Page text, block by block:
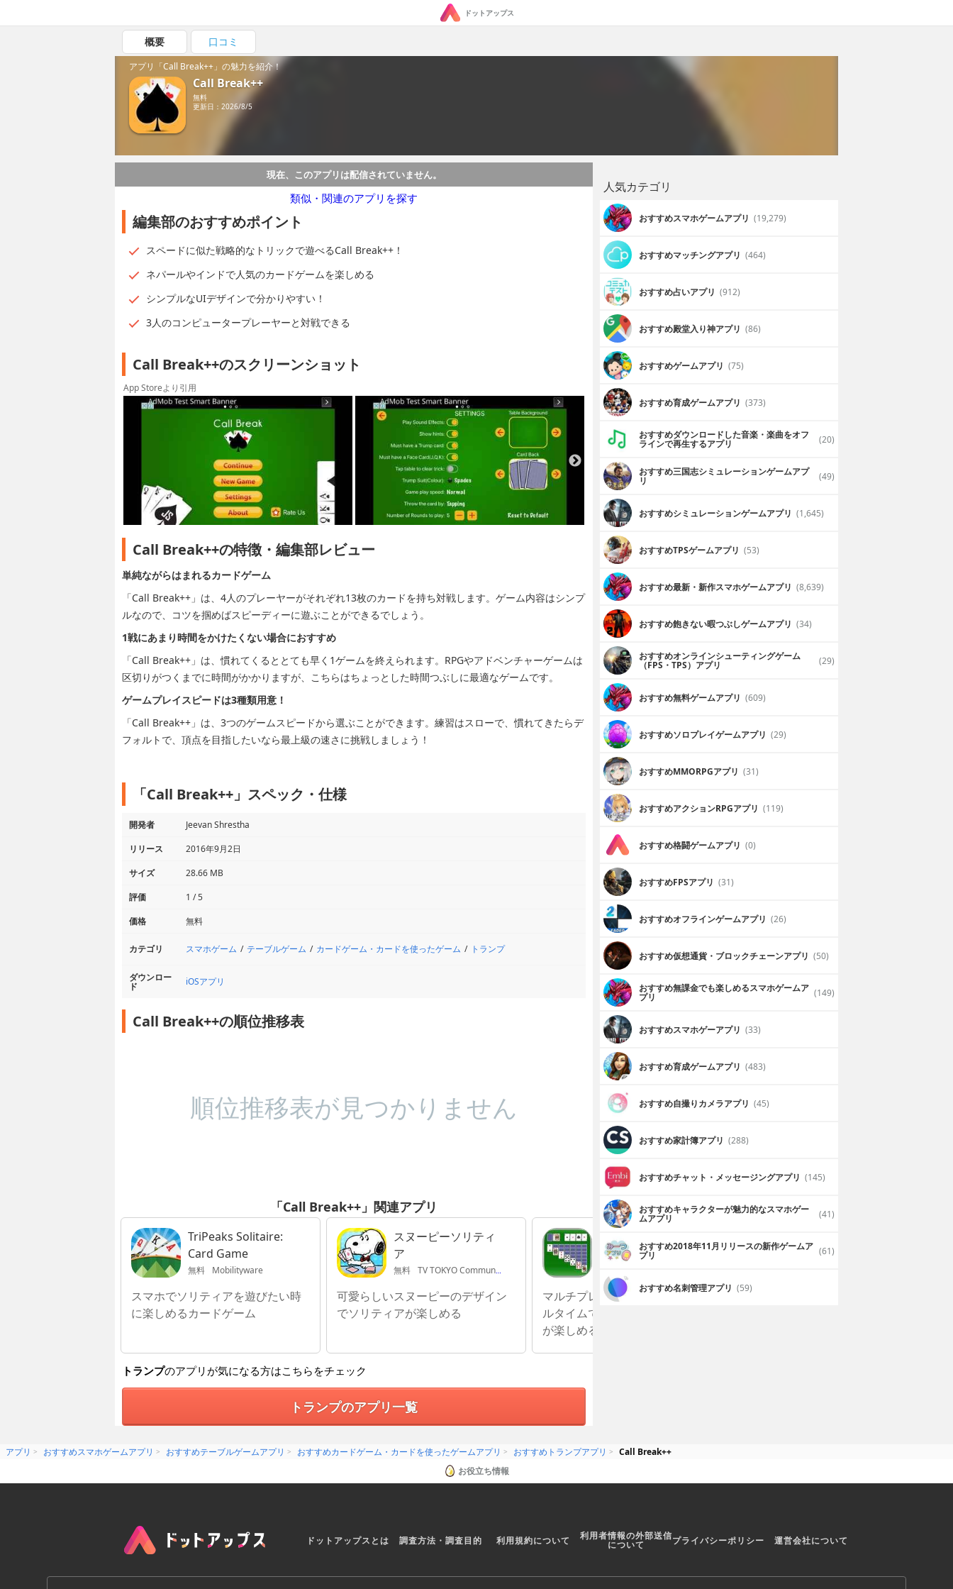
ドットアップス
概要 口コミ
アプリ「Call Break++」の魅力を紹介！
Call Break++
無料
更新日：2026/8/5
現在、このアプリは配信されていません。
類似・関連のアプリを探す
編集部のおすすめポイント
スペードに似た戦略的なトリックで遊べるCall Break++！
ネパールやインドで人気のカードゲームを楽しめる
シンプルなUIデザインで分かりやすい！
3人のコンピュータープレーヤーと対戦できる
Call Break++のスクリーンショット
App Storeより引用
Call Break++の特徴・編集部レビュー
単純ながらはまれるカードゲーム
「Call Break++」は、4人のプレーヤーがそれぞれ13枚のカードを持ち対戦します。ゲーム内容はシンプ
ルなので、コツを掴めばスピーディーに遊ぶことができるでしょう。
1戦にあまり時間をかけたくない場合におすすめ
「Call Break++」は、慣れてくるととても早く1ゲームを終えられます。RPGやアドベンチャーゲームは
区切りがつくまでに時間がかかりますが、こちらはちょっとした時間つぶしに最適なゲームです。
ゲームプレイスピードは3種類用意！
「Call Break++」は、3つのゲームスピードから選ぶことができます。練習はスローで、慣れてきたらデ
フォルトで、頂点を目指したいなら最上級の速さに挑戦しましょう！
「Call Break++」スペック・仕様
開発者
Jeevan Shrestha
リリース
2016年9月2日
サイズ
28.66 MB
評価
1 / 5
価格
無料
カテゴリ スマホゲーム テーブルゲーム カードゲーム・カードを使ったゲーム トランプ
ダウンロー
ド iOSアプリ
Call Break++の順位推移表
順位推移表が見つかりません
「Call Break++」関連アプリ
TriPeaks Solitaire:
Card Game
無料 Mobilityware
スマホでソリティアを遊びたい時
に楽しめるカードゲーム
スヌーピーソリティ
ア
無料 TV TOKYO Communications Corporation
可愛らしいスヌーピーのデザイン
でソリティアが楽しめる
ソリティア
マルチプレイモードも搭載。リア
ルタイムで他プレイヤーとの対戦
が楽しめる！
トランプがなくてもスマホさえあ
トランプのアプリが気になる方はこちらをチェック
トランプのアプリ一覧
人気カテゴリ
おすすめスマホゲームアプリ (19,279)
おすすめマッチングアプリ (464)
おすすめ占いアプリ (912)
おすすめ殿堂入り神アプリ (86)
おすすめゲームアプリ (75)
おすすめ育成ゲームアプリ (373)
おすすめダウンロードした音楽・楽曲をオフ
ラインで再生するアプリ (20)
おすすめ三国志シミュレーションゲームアプ
リ (49)
おすすめシミュレーションゲームアプリ (1,645)
おすすめTPSゲームアプリ (53)
おすすめ最新・新作スマホゲームアプリ (8,639)
おすすめ飽きない暇つぶしゲームアプリ (34)
おすすめオンラインシューティングゲーム
（FPS・TPS）アプリ (29)
おすすめ無料ゲームアプリ (609)
おすすめソロプレイゲームアプリ (29)
おすすめ MMORPGアプリ (31)
おすすめアクションRPGアプリ (119)
おすすめ格闘ゲームアプリ (0)
おすすめFPSアプリ (31)
おすすめオフラインゲームアプリ (26)
おすすめ仮想通貨・ブロックチェーンアプリ (50)
おすすめ無課金でも楽しめるスマホゲームア
プリ (149)
おすすめスマホゲーアプリ (33)
おすすめ育成ゲームアプリ (483)
おすすめ自撮りカメラアプリ (45)
おすすめ家計簿アプリ (288)
おすすめチャット・メッセージングアプリ (145)
おすすめキャラクターが魅力的なスマホゲー
ムアプリ (41)
おすすめ2018年11月リリースの新作ゲームア
プリ (61)
おすすめ名刺管理アプリ (59)
アプリ おすすめスマホゲームアプリ おすすめテーブルゲームアプリ おすすめカードゲーム・カードを使ったゲームアプリ おすすめトランプアプリ
Call Break++
お役立ち情報
ドットアップスとは 調査方法・調査目的 利用規約について 利用者情報の外部送信
について プライバシーポリシー 運営会社について